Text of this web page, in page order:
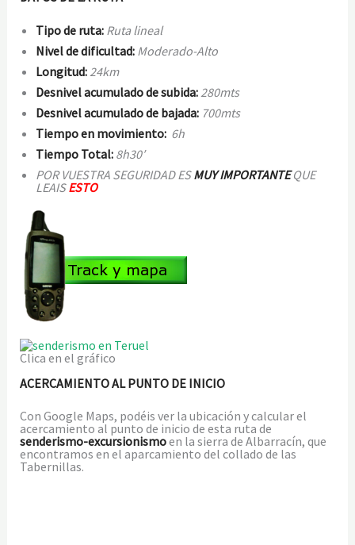
Tipo de ruta: Ruta lineal
Nivel de dificultad: Moderado-Alto
Longitud: 24km
Desnivel acumulado de subida: 280mts
Desnivel acumulado de bajada: 700mts
Tiempo en movimiento: 6h
Tiempo Total: 8h30′
POR VUESTRA SEGURIDAD ESMUY IMPORTANTEQUE
LEAISESTO
Clica en el gráfico
ACERCAMIENTO AL PUNTO DE INICIO
Con Google Maps, podéis ver la ubicación y calcular el
acercamiento al punto de inicio de esta ruta de
senderismo-excursionismoen la sierra de Albarracín, que
encontramos en el aparcamiento del collado de las
Tabernillas.